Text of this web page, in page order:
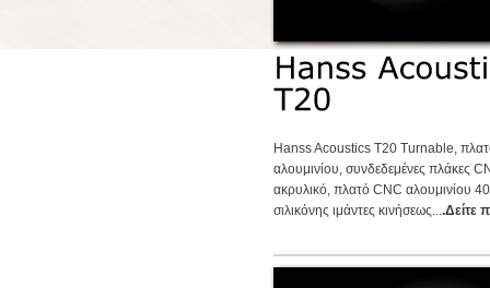
Hanss Acoustics T20 Turnable,
αλουμινίου, συνδεδεμένες πλάκες
ακρυλικό, πλατό CNC αλουμινίου
σιλικόνης ιμάντες κινήσεως....Δείτε